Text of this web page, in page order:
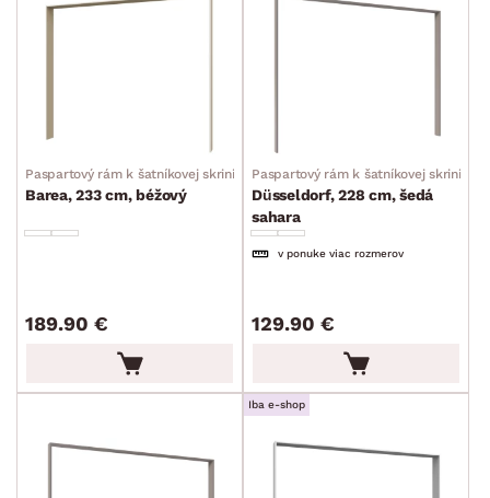
Paspartový rám k šatníkovej skrini
Barea, 233 cm, béžový
189.90 €
Paspartový rám k šatníkovej skrini
Düsseldorf, 228 cm, šedá
sahara
v ponuke viac rozmerov
129.90 €
Iba e-shop